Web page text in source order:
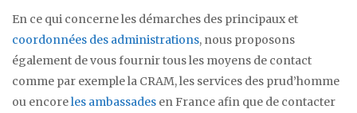
En ce qui concerne les démarches des principaux et
coordonnées des administrations, nous proposons
également de vous fournir tous les moyens de contact
comme par exemple la CRAM, les services des prud’homme
ou encoreles ambassades en France afin que de contacter